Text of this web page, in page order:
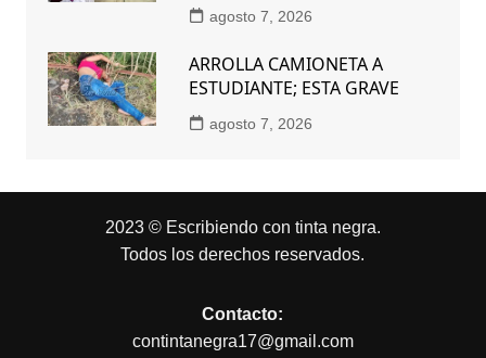
agosto 7, 2026
ARROLLA CAMIONETA A
ESTUDIANTE; ESTA GRAVE
agosto 7, 2026
2023 © Escribiendo con tinta negra.
Todos los derechos reservados.
Contacto:
contintanegra17@gmail.com